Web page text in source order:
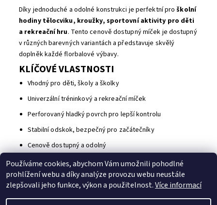
Díky jednoduché a odolné konstrukci je perfektní proškolní
hodiny tělocviku, kroužky, sportovní aktivity pro děti
a rekreační hru. Tento cenově dostupný míček je dostupný
v různých barevných variantách a představuje skvělý
doplněk každé florbalové výbavy.
KLÍČOVÉ VLASTNOSTI
Vhodný pro děti, školy a školky
Univerzální tréninkový a rekreační míček
Perforovaný hladký povrch pro lepší kontrolu
Stabilní odskok, bezpečný pro začátečníky
Cenově dostupný a odolný
Buďte první, kdo napíše příspěvek k této položce.
Přidat komentář
Používáme cookies, abychom Vám umožnili pohodlné
prohlížení webu a díky analýze provozu webu neustále
zlepšovali jeho funkce, výkon a použitelnost.Více informací